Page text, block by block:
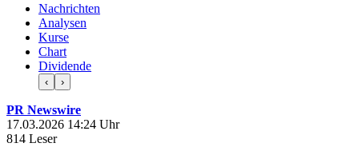
Nachrichten
Analysen
Kurse
Chart
Dividende
‹ ›
PR Newswire
17.03.2026 14:24 Uhr
814 Leser